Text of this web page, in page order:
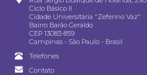
Ciclo Básico II
Cidade Universitária "Zeferino Vaz"
Bairro Barão Geraldo
CEP 13083-859
Campinas - São Paulo - Brasil
Telefones
Contato